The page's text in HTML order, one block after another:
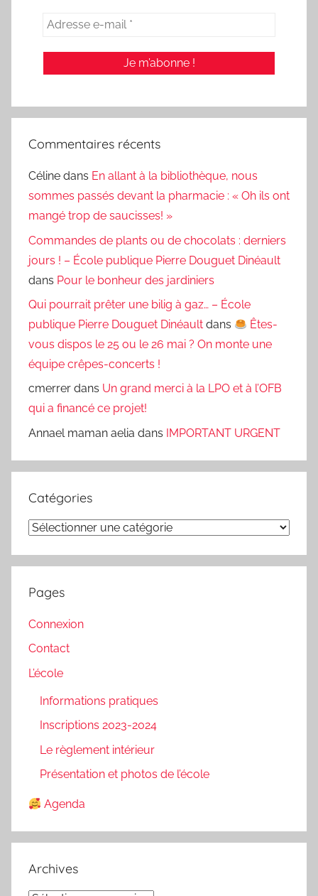
Commentaires récents
Céline dans En allant à la bibliothèque, nous
sommes passés devant la pharmacie : « Oh ils ont
mangé trop de saucisses! »
Commandes de plants ou de chocolats : derniers
jours ! – École publique Pierre Douguet Dinéault
dans Pour le bonheur des jardiniers
Qui pourrait prêter une bilig à gaz… – École
publique Pierre Douguet Dinéault dans
Êtes-
vous dispos le 25 ou le 26 mai ? On monte une
équipe crêpes-concerts !
cmerrer dans Un grand merci à la LPO et à l’OFB
qui a financé ce projet!
Annael maman aelia dans IMPORTANT URGENT
Catégories
Catégories
Pages
Connexion
Contact
L’école
Informations pratiques
Inscriptions 2023-2024
Le règlement intérieur
Présentation et photos de l’école
Agenda
Archives